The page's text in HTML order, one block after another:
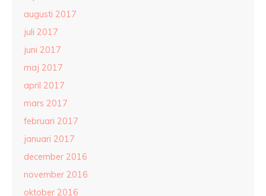
augusti 2017
juli 2017
juni 2017
maj 2017
april 2017
mars 2017
februari 2017
januari 2017
december 2016
november 2016
oktober 2016